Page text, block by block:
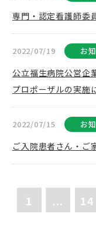
専門・認定看護師
2022/07/19 お
公立福生病院公営企
プロポーザルの実施
2022/07/15 お
ご入院患者さん・ご
1 ... 14